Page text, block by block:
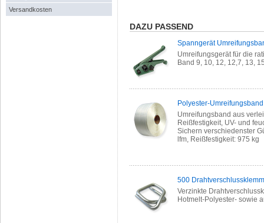
Versandkosten
DAZU PASSEND
Spanngerät
Umreifungsgerät für die
Band 9, 10, 12, 12,7, 13,
Polyester-
Umreifungsband aus
Reißfestigkeit, UV- und
Sichern verschiedenster
lfm, Reißfestigkeit: 975 kg
500
Verzinkte
Hotmelt-Polyester- sowie